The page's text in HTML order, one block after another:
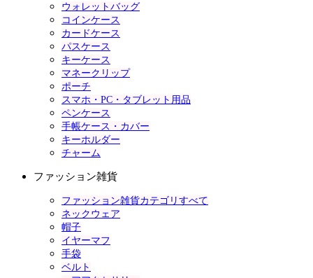
ウォレットバッグ
コインケース
カードケース
パスケース
キーケース
マネークリップ
ポーチ
スマホ・PC・タブレット用品
ペンケース
手帳ケース・カバー
キーホルダー
チャーム
ファッション雑貨
ファッション雑貨カテゴリすべて
ネックウェア
帽子
イヤーマフ
手袋
ベルト